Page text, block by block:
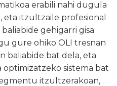
erabili nahi dugula
itzultzaile profesional
gehigarri gisa
gure ohiko OLI tresnan
baliabide bat dela, eta
sistema bat
itzultzerakoan,